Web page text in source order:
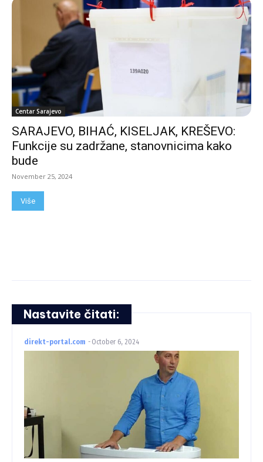
Centar Sarajevo
SARAJEVO, BIHAĆ, KISELJAK, KREŠEVO:
Funkcije su zadržane, stanovnicima kako
bude
November 25, 2024
Više
Nastavite čitati:
direkt-portal.com - October 6, 2024